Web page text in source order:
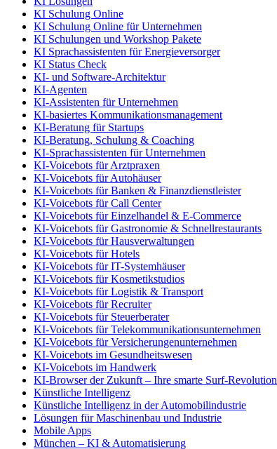
KI Schulung Online
KI Schulung Online für Unternehmen
KI Schulungen und Workshop Pakete
KI Sprachassistenten für Energieversorger
KI Status Check
KI- und Software-Architektur
KI-Agenten
KI-Assistenten für Unternehmen
KI-basiertes Kommunikationsmanagement
KI-Beratung für Startups
KI-Beratung, Schulung & Coaching
KI-Sprachassistenten für Unternehmen
KI-Voicebots für Arztpraxen
KI-Voicebots für Autohäuser
KI-Voicebots für Banken & Finanzdienstleister
KI-Voicebots für Call Center
KI-Voicebots für Einzelhandel & E-Commerce
KI-Voicebots für Gastronomie & Schnellrestaurants
KI-Voicebots für Hausverwaltungen
KI-Voicebots für Hotels
KI-Voicebots für IT-Systemhäuser
KI-Voicebots für Kosmetikstudios
KI-Voicebots für Logistik & Transport
KI-Voicebots für Recruiter
KI-Voicebots für Steuerberater
KI-Voicebots für Telekommunikationsunternehmen
KI-Voicebots für Versicherungenunternehmen
KI-Voicebots im Gesundheitswesen
KI-Voicebots im Handwerk
KI‑Browser der Zukunft – Ihre smarte Surf‑Revolution
Künstliche Intelligenz
Künstliche Intelligenz in der Automobilindustrie
Lösungen für Maschinenbau und Industrie
Mobile Apps
München – KI & Automatisierung